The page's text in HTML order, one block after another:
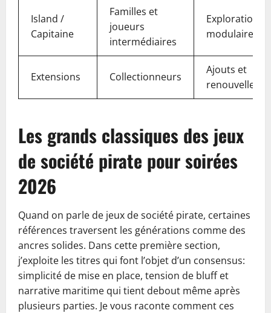
Island /
Capitaine
Familles et
joueurs
intermédiaires
Exploration
modulaire
Extensions Collectionneurs
Ajouts et
Les grands classiques des jeux
de société pirate pour soirées
2026
Quand on parle de jeux de société pirate, certaines
références traversent les générations comme des
ancres solides. Dans cette première section,
j’exploite les titres qui font l’objet d’un consensus:
simplicité de mise en place, tension de bluff et
narrative maritime qui tient debout même après
plusieurs parties. Je vous raconte comment ces